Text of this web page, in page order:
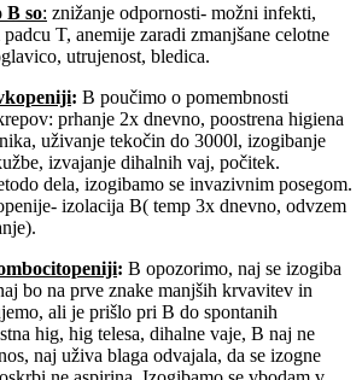
B so: znižanje odpornosti- možni infekti,
T, anemije zaradi zmanjšane celotne
utrujenost, bledica.
: B poučimo o pomembnosti
prhanje 2x dnevno, poostrena higiena
uživanje tekočin do 3000l, izogibanje
izvajanje dihalnih vaj, počitek.
dela, izogibamo se invazivnim posegom.
izolacija B( temp 3x dnevno, odvzem
: B opozorimo, naj se izogiba
bo na prve znake manjših krvavitev in
ali je prišlo pri B do spontanih
hig, hig telesa, dihalne vaje, B naj ne
naj uživa blaga odvajala, da se izogne